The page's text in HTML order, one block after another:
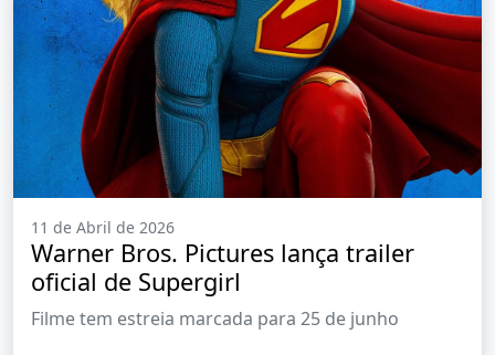
11 de Abril de 2026
Warner Bros. Pictures lança trailer
oficial de Supergirl
Filme tem estreia marcada para 25 de junho